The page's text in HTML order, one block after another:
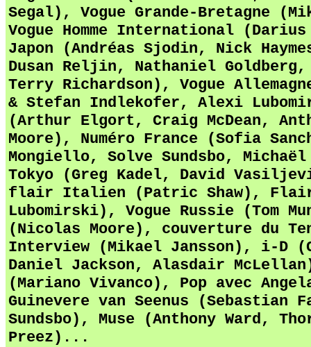
Segal), Vogue Grande-Bretagne
Vogue Homme International
Japon (Andréas Sjodin, Nick
Dusan Reljin, Nathaniel Goldberg,
Terry Richardson), Vogue
& Stefan Indlekofer, Alexi
(Arthur Elgort, Craig McDean,
Moore), Numéro France (Sofia
Mongiello, Solve Sundsbo, Michaël
Tokyo (Greg Kadel, David
flair Italien (Patric Shaw),
Lubomirski),
Vogue Russie (Tom
(Nicolas Moore), couverture du
Interview (Mikael Jansson), i-D
Daniel Jackson, Alasdair
(Mariano Vivanco), Pop avec
Guinevere van Seenus
(Sebastian
Sundsbo), Muse (Anthony Ward,
Preez)...